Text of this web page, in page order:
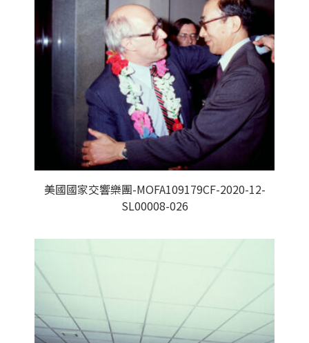
美國國家交響樂團-MOFA109179CF-2020-12-
SL00008-026